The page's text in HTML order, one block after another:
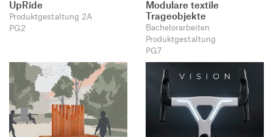
UpRide
Produktgestaltung 2A
PG2
Modulare textile
Trageobjekte
Bachelorarbeiten
Produktgestaltung
PG7